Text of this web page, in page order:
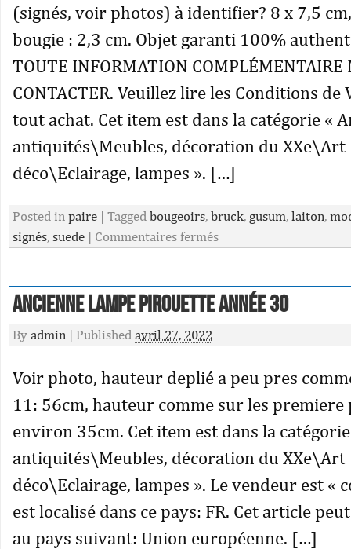
(signés, voir photos) à identifier? 8 x 7,5
bougie : 2,3 cm. Objet garanti 100%
TOUTE INFORMATION COMPLÉMENTAIRE
CONTACTER. Veuillez lire les Conditions de
tout achat. Cet item est dans la catégorie «
antiquités\Meubles, décoration du XXe\Art
déco\Eclairage, lampes ». […]
Posted in paire | Tagged bougeoirs, bruck, gusum, laiton,
signés, suede | Commentaires fermés
Ancienne lampe pirouette année 30
By admin | Published avril 27, 2022
Voir photo, hauteur deplié a peu pres
11: 56cm, hauteur comme sur les premiere
environ 35cm. Cet item est dans la
antiquités\Meubles, décoration du XXe\Art
déco\Eclairage, lampes ». Le vendeur est «
est localisé dans ce pays: FR. Cet article
au pays suivant: Union européenne. […]